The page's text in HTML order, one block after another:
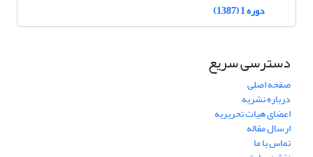
دوره 1 (1387)
دسترسی سریع
صفحه اصلی
درباره نشریه
اعضای هیات تحریریه
ارسال مقاله
تماس با ما